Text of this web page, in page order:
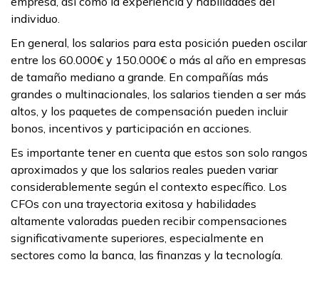
individuo.
En general, los salarios para esta posición pueden oscilar
entre los 60.000€ y 150.000€ o más al año en empresas
de tamaño mediano a grande. En compañías más
grandes o multinacionales, los salarios tienden a ser más
altos, y los paquetes de compensación pueden incluir
bonos, incentivos y participación en acciones.
Es importante tener en cuenta que estos son solo rangos
aproximados y que los salarios reales pueden variar
considerablemente según el contexto específico. Los
CFOs con una trayectoria exitosa y habilidades
altamente valoradas pueden recibir compensaciones
significativamente superiores, especialmente en
sectores como la banca, las finanzas y la tecnología.